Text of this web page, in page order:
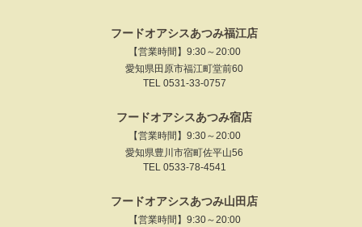
フードオアシスあつみ福江店
【営業時間】9:30～20:00
愛知県田原市福江町堂前60
TEL 0531-33-0757
フードオアシスあつみ宿店
【営業時間】9:30～20:00
愛知県豊川市宿町佐平山56
TEL 0533-78-4541
フードオアシスあつみ山田店
【営業時間】9:30～20:00